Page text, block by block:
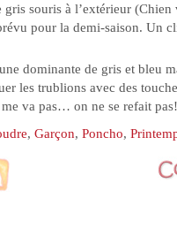
gris souris à l’extérieur
pour la demi-saison. Un
dominante de gris et bleu
les trublions avec des
va pas… on ne se refait pas!
, Garçon, Poncho,